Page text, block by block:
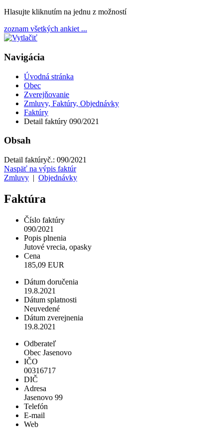
Hlasujte kliknutím na jednu z možností
zoznam všetkých ankiet ...
Navigácia
Úvodná stránka
Obec
Zverejňovanie
Zmluvy, Faktúry, Objednávky
Faktúry
Detail faktúry 090/2021
Obsah
Detail faktúryč.: 090/2021
Naspäť na výpis faktúr
Zmluvy | Objednávky
Faktúra
Číslo faktúry
090/2021
Popis plnenia
Jutové vrecia, opasky
Cena
185,09 EUR
Dátum doručenia
19.8.2021
Dátum splatnosti
Neuvedené
Dátum zverejnenia
19.8.2021
Odberateľ
Obec Jasenovo
IČO
00316717
DIČ
Adresa
Jasenovo 99
Telefón
E-mail
Web